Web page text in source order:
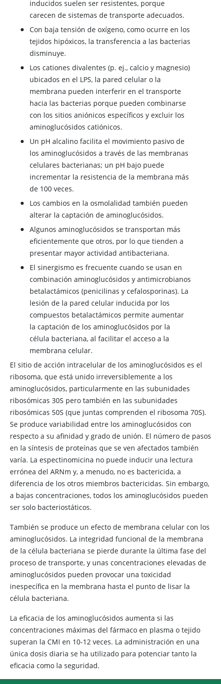
inducidos suelen ser resistentes, porque
carecen de sistemas de transporte adecuados.
Con baja tensión de oxígeno, como ocurre en los
tejidos hipóxicos, la transferencia a las bacterias
disminuye.
Los cationes divalentes (p. ej., calcio y magnesio)
ubicados en el LPS, la pared celular o la
membrana pueden interferir en el transporte
hacia las bacterias porque pueden combinarse
con los sitios aniónicos específicos y excluir los
aminoglucósidos catiónicos.
Un pH alcalino facilita el movimiento pasivo de
los aminoglucósidos a través de las membranas
celulares bacterianas; un pH bajo puede
incrementar la resistencia de la membrana más
de 100 veces.
Los cambios en la osmolalidad también pueden
alterar la captación de aminoglucósidos.
Algunos aminoglucósidos se transportan más
eficientemente que otros, por lo que tienden a
presentar mayor actividad antibacteriana.
El sinergismo es frecuente cuando se usan en
combinación aminoglucósidos y antimicrobianos
betalactámicos (penicilinas y cefalosporinas). La
lesión de la pared celular inducida por los
compuestos betalactámicos permite aumentar
la captación de los aminoglucósidos por la
célula bacteriana, al facilitar el acceso a la
membrana celular.
El sitio de acción intracelular de los aminoglucósidos es el
ribosoma, que está unido irreversiblemente a los
aminoglucósidos, particularmente en las subunidades
ribosómicas 30S pero también en las subunidades
ribosómicas 50S (que juntas comprenden el ribosoma 70S).
Se produce variabilidad entre los aminoglucósidos con
respecto a su afinidad y grado de unión. El número de pasos
en la síntesis de proteínas que se ven afectados también
varía. La espectinomicina no puede inducir una lectura
errónea del ARNm y, a menudo, no es bactericida, a
diferencia de los otros miembros bactericidas. Sin embargo,
a bajas concentraciones, todos los aminoglucósidos pueden
ser solo bacteriostáticos.
También se produce un efecto de membrana celular con los
aminoglucósidos. La integridad funcional de la membrana
de la célula bacteriana se pierde durante la última fase del
proceso de transporte, y unas concentraciones elevadas de
aminoglucósidos pueden provocar una toxicidad
inespecífica en la membrana hasta el punto de lisar la
célula bacteriana.
La eficacia de los aminoglucósidos aumenta si las
concentraciones máximas del fármaco en plasma o tejido
superan la CMI en 10-12 veces. La administración en una
única dosis diaria se ha utilizado para potenciar tanto la
eficacia como la seguridad.